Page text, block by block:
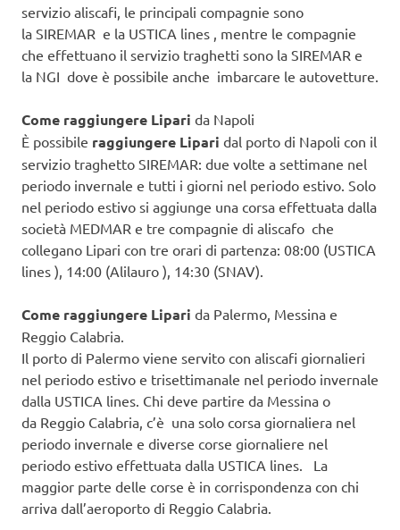
servizio aliscafi, le principali compagnie sono
la SIREMAR e la USTICA lines , mentre le compagnie
che effettuano il servizio traghetti sono la SIREMAR e
la NGI dove è possibile anche imbarcare le autovetture.
Come raggiungere Lipari da Napoli
È possibile raggiungere Lipari dal porto di Napoli con il
servizio traghetto SIREMAR: due volte a settimane nel
periodo invernale e tutti i giorni nel periodo estivo. Solo
nel periodo estivo si aggiunge una corsa effettuata dalla
società MEDMAR e tre compagnie di aliscafo che
collegano Lipari con tre orari di partenza: 08:00 (USTICA
lines ), 14:00 (Alilauro ), 14:30 (SNAV).
Come raggiungere Lipari da Palermo, Messina e
Reggio Calabria.
Il porto di Palermo viene servito con aliscafi giornalieri
nel periodo estivo e trisettimanale nel periodo invernale
dalla USTICA lines. Chi deve partire da Messina o
da Reggio Calabria, c’è una solo corsa giornaliera nel
periodo invernale e diverse corse giornaliere nel
periodo estivo effettuata dalla USTICA lines. La
maggior parte delle corse è in corrispondenza con chi
arriva dall’aeroporto di Reggio Calabria.